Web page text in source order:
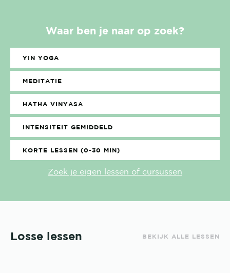
Waar ben je naar op zoek?
YIN YOGA
MEDITATIE
HATHA VINYASA
INTENSITEIT GEMIDDELD
KORTE LESSEN (0-30 MIN)
Zoek je eigen lessen of cursussen
Losse lessen BEKIJK ALLE LESSEN